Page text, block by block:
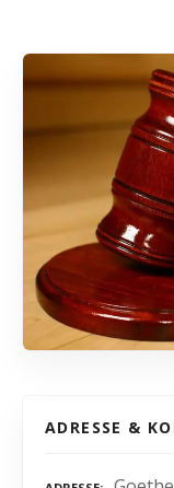
ADRESSE &